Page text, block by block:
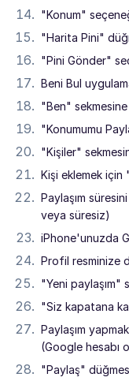
"Konum"
"Harita Pini"
"Pini Gönder"
Beni Bul
"Ben"
"Konumumu
"Kişiler"
Kişi eklemek
Paylaşım
veya süresiz)
iPhone'unuzda
Profil resminize
"Yeni paylaşım"
"Siz kapatana
Paylaşım
(Google hesabı
"Paylaş"